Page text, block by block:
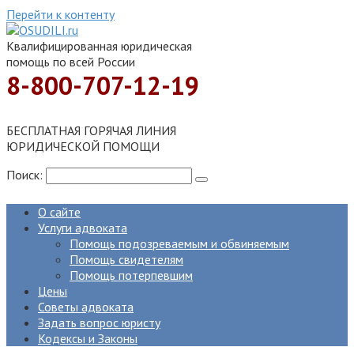
Перейти к контенту
Квалифицированная юридическая
помощь по всей России
8-800-707-12-19
БЕСПЛАТНАЯ ГОРЯЧАЯ ЛИНИЯ
ЮРИДИЧЕСКОЙ ПОМОЩИ
Поиск:
О сайте
Услуги адвоката
Помощь подозреваемым и обвиняемым
Помощь свидетелям
Помощь потерпевшим
Цены
Советы адвоката
Задать вопрос юристу
Кодексы и Законы